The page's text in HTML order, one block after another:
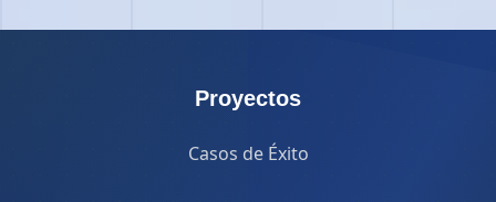
Proyectos
Casos de Éxito